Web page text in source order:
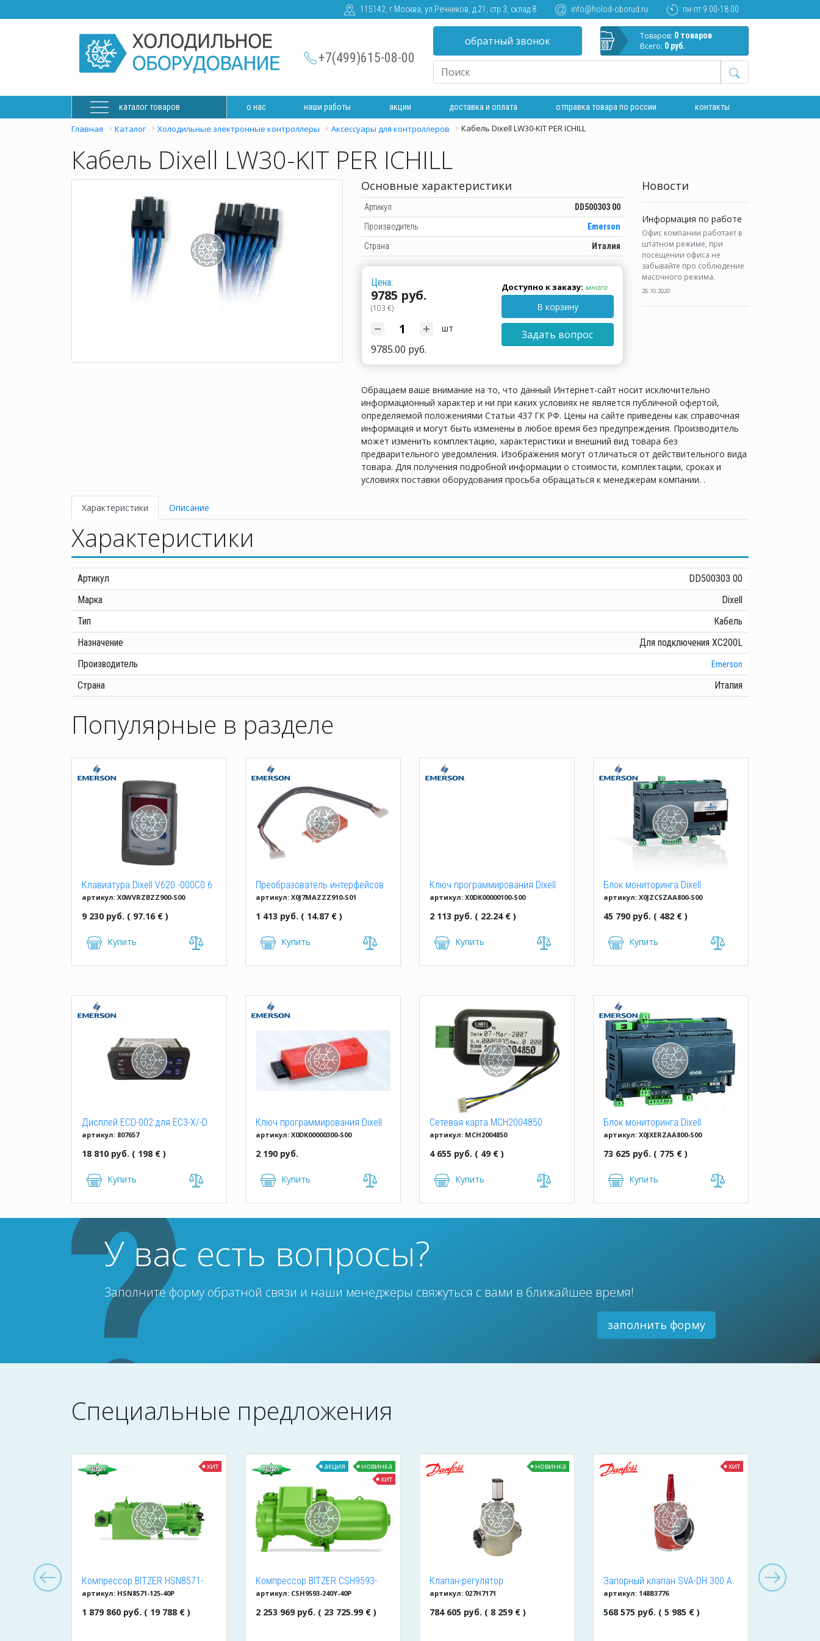
115142, г.Москва, ул.Речников, д.21, стр.3, склад 8 info@holod-oborud.ru пн-пт 9.00-18.00
+7(499)615-08-00
обратный звонок Товаров: 0 товаров
Всего: 0 руб.
каталог товаров о нас наши работы акции доставка и оплата отправка товара по россии контакты
Главная Каталог Холодильные электронные контроллеры Аксессуары для контроллеров Кабель Dixell LW30-KIT PER ICHILL
Кабель Dixell LW30-KIT PER ICHILL
Основные характеристики
Артикул
DD500303 00
Производитель
Emerson
Страна
Италия
Цена:
9785 руб.
(103 €)
шт
9785.00 руб.
Доступно к заказу: много
В корзину
Задать вопрос
Новости
Информация по работе
Офис компании работает в
штатном режиме, при
посещении офиса не
забывайте про соблюдение
масочного режима.
28.10.2020
Обращаем ваше внимание на то, что данный Интернет-сайт носит исключительно
информационный характер и ни при каких условиях не является публичной офертой,
определяемой положениями Статьи 437 ГК РФ. Цены на сайте приведены как справочная
информация и могут быть изменены в любое время без предупреждения. Производитель
может изменить комплектацию, характеристики и внешний вид товара без
предварительного уведомления. Изображения могут отличаться от действительного вида
товара. Для получения подробной информации о стоимости, комплектации, сроках и
условиях поставки оборудования просьба обращаться к менеджерам компании. .
Характеристики Описание
Характеристики
Артикул
DD500303 00
Марка
Dixell
Тип
Кабель
Назначение
Для подключения XC200L
Производитель
Emerson
Страна Италия
Популярные в разделе
Клавиатура Dixell V620 -000C0 6
TASTI STD
артикул: X0WVRZBZZ900-S00
9 230 руб. ( 97.16 € )
Купить
Преобразователь интерфейсов
Dixell XJ485CX-00000+CAB/RS
0.2MT
артикул: X0J7MAZZZ910-S01
1 413 руб. ( 14.87 € )
Купить
Ключ программирования Dixell
Hot Key 4K
артикул: X0DK00000100-S00
2 113 руб. ( 22.24 € )
Купить
Блок мониторинга Dixell
XWEB300D-8D000
артикул: X0JZCSZAA800-S00
45 790 руб. ( 482 € )
Купить
Дисплей ECD-002 для EC3-X/-D
артикул: 807657
18 810 руб. ( 198 € )
Купить
Ключ программирования Dixell
HOT KEY 64K
артикул: X0DK00000300-S00
2 190 руб.
Купить
Сетевая карта MCH2004850
Carel
артикул: MCH2004850
4 655 руб. ( 49 € )
Купить
Блок мониторинга Dixell
XWEB500D-8H000 36ADR
110/230V
артикул: X0JXERZAA800-S00
73 625 руб. ( 775 € )
Купить
У вас есть вопросы?
Заполните форму обратной связи и наши менеджеры свяжуться с вами в ближайшее время!
заполнить форму
Специальные предложения
хит
Компрессор BITZER HSN8571-
125-40P
артикул: HSN8571-125-40P
1 879 860 руб. ( 19 788 € )
акция
новинка
хит
Компрессор BITZER CSH9593-
240Y-40P
артикул: CSH9593-240Y-40P
2 253 969 руб. ( 23 725.99 € )
новинка
Клапан-регулятор
универсальный ICM 150
(027H7171)
артикул: 027H7171
784 605 руб. ( 8 259 € )
хит
Запорный клапан SVA-DH 300 A
ANG CAP
артикул: 148B3776
568 575 руб. ( 5 985 € )
Клапан
артикул: